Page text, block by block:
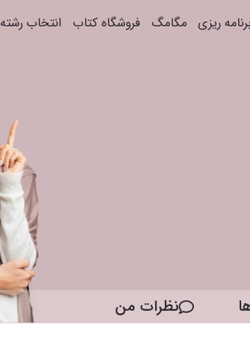
ریزی مگامگ فروشگاه کتاب انتخاب رشته
نظرات من